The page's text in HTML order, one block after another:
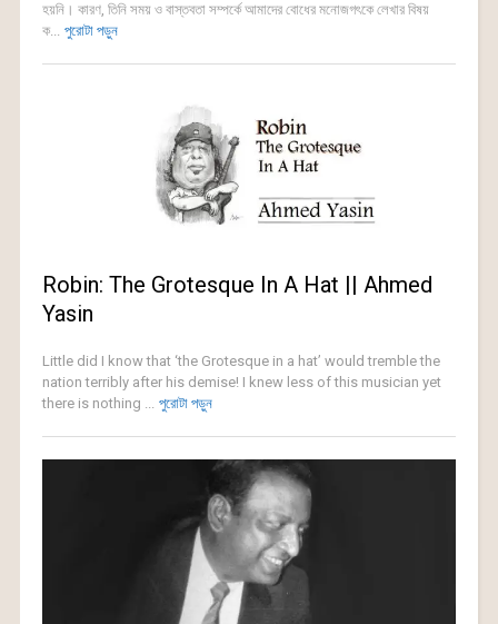
হয়নি। কারণ, তিনি সময় ও বাস্তবতা সম্পর্কে আমাদের বোধের মনোজগৎকে লেখার বিষয়
ক... পুরোটা পড়ুন
Robin: The Grotesque In A Hat || Ahmed
Yasin
Little did I know that ‘the Grotesque in a hat’ would tremble the
nation terribly after his demise! I knew less of this musician yet
there is nothing ... পুরোটা পড়ুন